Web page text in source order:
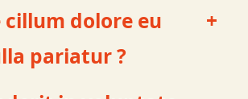
cillum dolore eu
pariatur ?
+